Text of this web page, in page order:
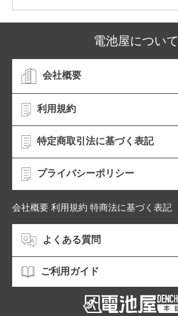
電池屋について
会社概要
利用規約
特定商取引法に基づく表記
プライバシーポリシー
会社概要 利用規約 特商法に基づく表記
よくある質問
ご利用ガイド